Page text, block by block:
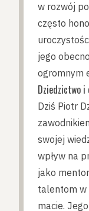
w rozwój
często
jego
ogromnym
Dziedzictwo
Dziś Piotr
swojej
wpływ na
jako
talentom w
macie.